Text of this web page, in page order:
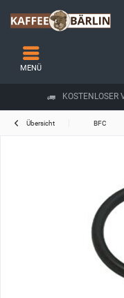
KOSTENLOSER
MENÜ
Übersicht BFC